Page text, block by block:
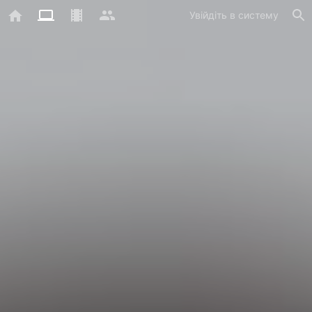
Увійдіть в систему